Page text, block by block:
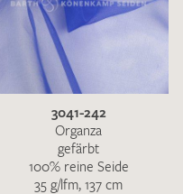
3041-242
Organza
gefärbt
100% reine Seide
35 g/lfm, 137 cm